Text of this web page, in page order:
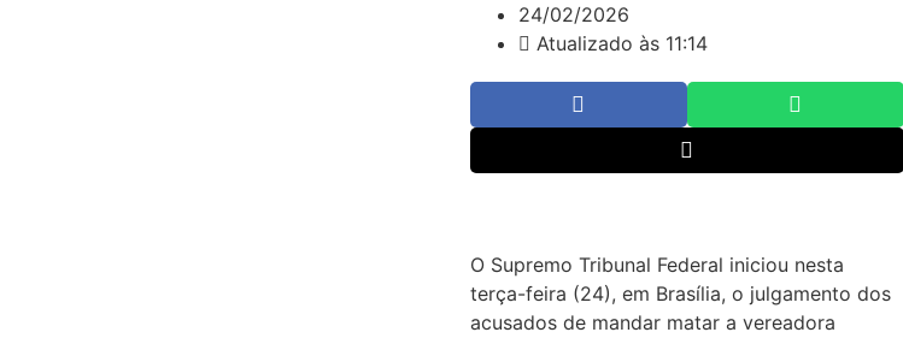
24/02/2026
Atualizado às 11:14
O Supremo Tribunal Federal iniciou nesta
terça-feira (24), em Brasília, o julgamento dos
acusados de mandar matar a vereadora